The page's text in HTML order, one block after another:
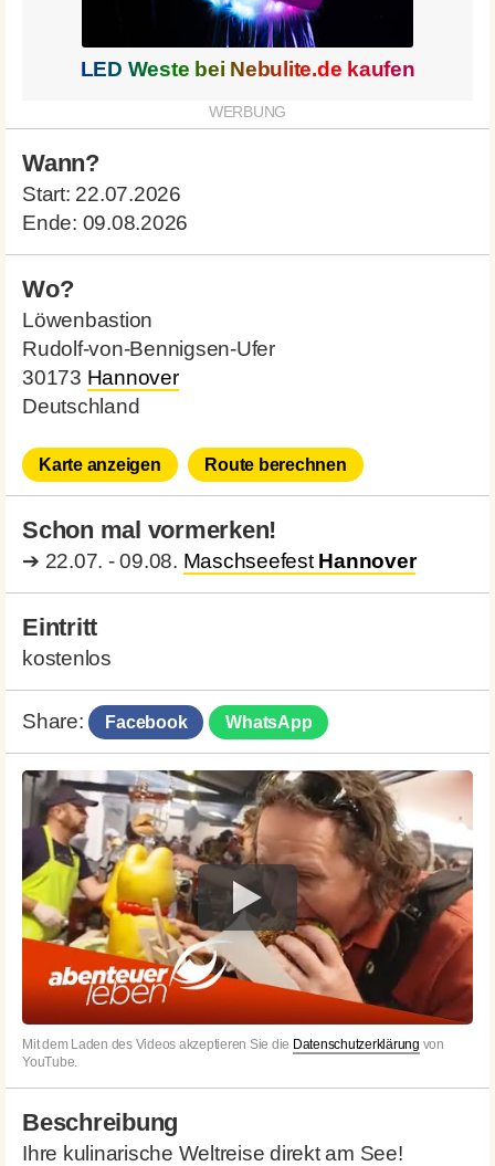
LED Weste bei Nebulite.de kaufen
Wann?
Start: 22.07.2026
Ende: 09.08.2026
Wo?
Löwenbastion
Rudolf-von-Bennigsen-Ufer
30173 Hannover
Deutschland
Karte anzeigen Route berechnen
Schon mal vormerken!
➔ 22.07. - 09.08. Maschseefest Hannover
Eintritt
kostenlos
Share: Facebook WhatsApp
Mit dem Laden des Videos akzeptieren Sie die Datenschutzerklärung von
YouTube.
Beschreibung
Ihre kulinarische Weltreise direkt am See!